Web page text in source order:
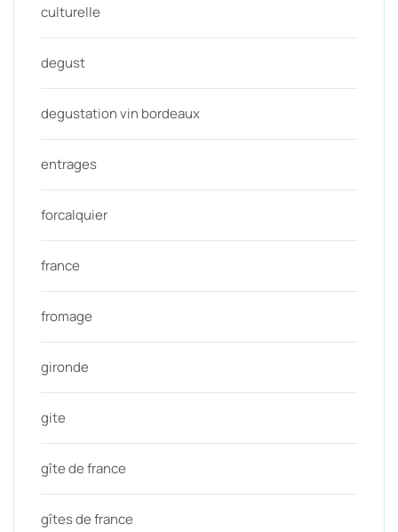
culturelle
degust
degustation vin bordeaux
entrages
forcalquier
france
fromage
gironde
gite
gîte de france
gîtes de france